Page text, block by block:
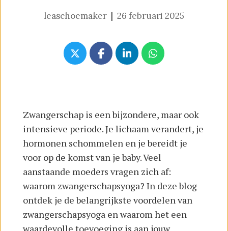
leaschoemaker | 26 februari 2025
Zwangerschap is een bijzondere, maar ook
intensieve periode. Je lichaam verandert, je
hormonen schommelen en je bereidt je
voor op de komst van je baby. Veel
aanstaande moeders vragen zich af:
waarom zwangerschapsyoga? In deze blog
ontdek je de belangrijkste voordelen van
zwangerschapsyoga en waarom het een